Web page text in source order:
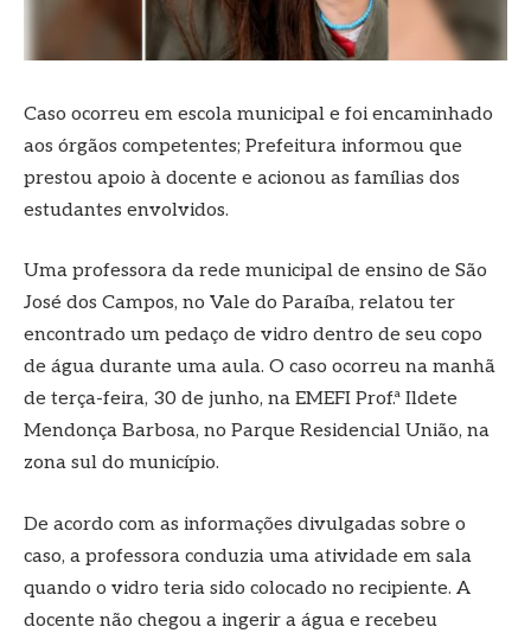
Caso ocorreu em escola municipal e foi encaminhado
aos órgãos competentes; Prefeitura informou que
prestou apoio à docente e acionou as famílias dos
estudantes envolvidos.
Uma professora da rede municipal de ensino de São
José dos Campos, no Vale do Paraíba, relatou ter
encontrado um pedaço de vidro dentro de seu copo
de água durante uma aula. O caso ocorreu na manhã
de terça-feira, 30 de junho, na EMEFI Prof.ª Ildete
Mendonça Barbosa, no Parque Residencial União, na
zona sul do município.
De acordo com as informações divulgadas sobre o
caso, a professora conduzia uma atividade em sala
quando o vidro teria sido colocado no recipiente. A
docente não chegou a ingerir a água e recebeu